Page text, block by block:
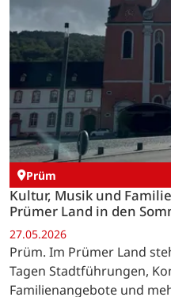
Prüm
Kultur, Musik und
Prümer Land in den
27.05.2026
Prüm. Im Prümer Land
Tagen Stadtführungen,
Familienangebote und